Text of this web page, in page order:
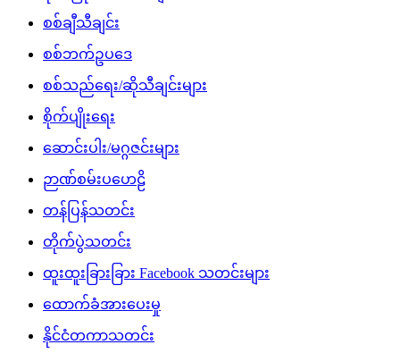
စစ်ချီသီချင်း
စစ်ဘက်ဥပဒေ
စစ်သည်ရေး/ဆိုသီချင်းများ
စိုက်ပျိုးရေး
ဆောင်းပါး/မဂ္ဂဇင်းများ
ဉာဏ်စမ်းပဟေဠိ
တန်ပြန်သတင်း
တိုက်ပွဲသတင်း
ထူးထူးခြားခြား Facebook သတင်းများ
ထောက်ခံအားပေးမှု
နိုင်ငံတကာသတင်း